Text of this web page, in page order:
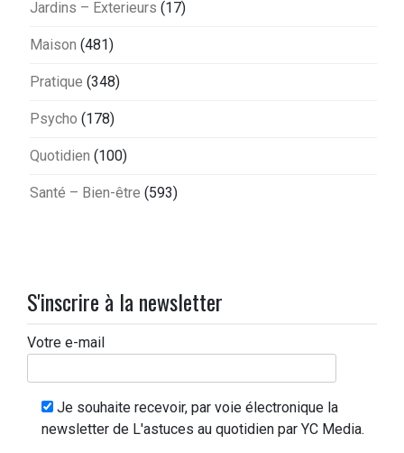
Jardins – Exterieurs (17)
Maison (481)
Pratique (348)
Psycho (178)
Quotidien (100)
Santé – Bien-être (593)
S'inscrire à la newsletter
Votre e-mail
Je souhaite recevoir, par voie électronique la
newsletter de L'astuces au quotidien par YC Media.